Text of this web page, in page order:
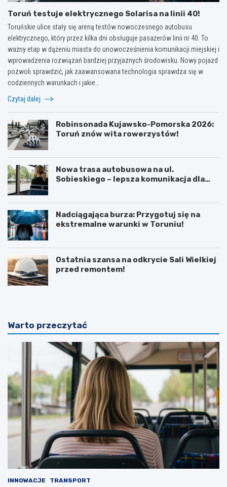
Toruń testuje elektrycznego Solarisa na linii 40!
Toruńskie ulice stały się areną testów nowoczesnego autobusu
elektrycznego, który przez kilka dni obsługuje pasażerów linii nr 40. To
ważny etap w dążeniu miasta do unowocześnienia komunikacji miejskiej i
wprowadzenia rozwiązań bardziej przyjaznych środowisku. Nowy pojazd
pozwoli sprawdzić, jak zaawansowana technologia sprawdza się w
codziennych warunkach i jakie…
Czytaj dalej
Robinsonada Kujawsko-Pomorska 2026:
Toruń znów wita rowerzystów!
Nowa trasa autobusowa na ul.
Sobieskiego – lepsza komunikacja dla
Nadciągająca burza: Przygotuj się na
ekstremalne warunki w Toruniu!
Ostatnia szansa na odkrycie Sali Wielkiej
przed remontem!
Warto przeczytać
INNOWACJE TRANSPORT